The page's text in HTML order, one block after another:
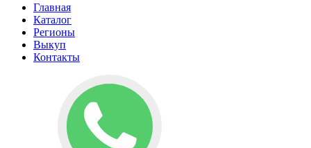
Главная
Каталог
Регионы
Выкуп
Контакты